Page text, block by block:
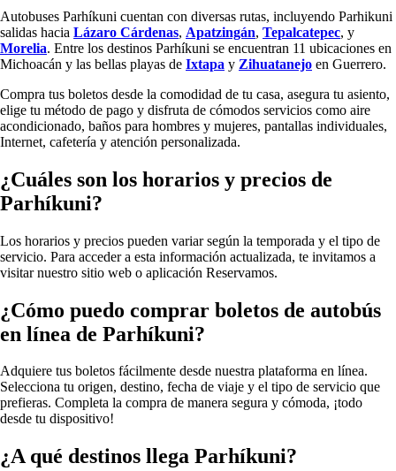
Autobuses Parhíkuni cuentan con diversas rutas, incluyendo Parhikuni
salidas hacia Lázaro Cárdenas, Apatzingán, Tepalcatepec, y
Morelia. Entre los destinos Parhíkuni se encuentran 11 ubicaciones en
Michoacán y las bellas playas de Ixtapa y Zihuatanejo en Guerrero.
Compra tus boletos desde la comodidad de tu casa, asegura tu asiento,
elige tu método de pago y disfruta de cómodos servicios como aire
acondicionado, baños para hombres y mujeres, pantallas individuales,
Internet, cafetería y atención personalizada.
¿Cuáles son los horarios y precios de
Parhíkuni?
Los horarios y precios pueden variar según la temporada y el tipo de
servicio. Para acceder a esta información actualizada, te invitamos a
visitar nuestro sitio web o aplicación Reservamos.
¿Cómo puedo comprar boletos de autobús
en línea de Parhíkuni?
Adquiere tus boletos fácilmente desde nuestra plataforma en línea.
Selecciona tu origen, destino, fecha de viaje y el tipo de servicio que
prefieras. Completa la compra de manera segura y cómoda, ¡todo
desde tu dispositivo!
¿A qué destinos llega Parhíkuni?